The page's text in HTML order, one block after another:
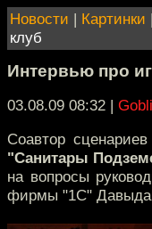
Новости | Картинки |
клуб
Интервью про
03.08.09 08:32 |
Cоавтор
"Санитары
на вопросы
фирмы "1С" Давыда